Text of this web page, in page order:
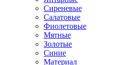
Сиреневые
Салатовые
Фиолетовые
Мятные
Золотые
Синие
Материал